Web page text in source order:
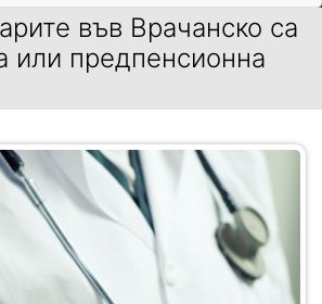
във Врачанско са
или предпенсионна